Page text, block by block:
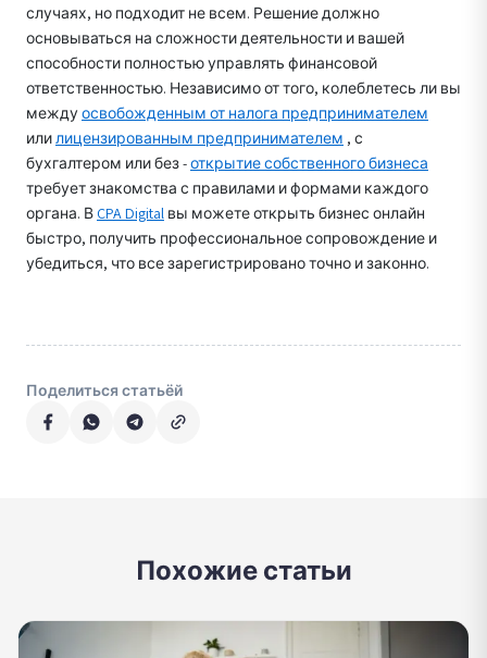
случаях, но подходит не всем. Решение должно
основываться на сложности деятельности и вашей
способности полностью управлять финансовой
ответственностью. Независимо от того, колеблетесь ли вы
междуосвобожденным от налога предпринимателем
илилицензированным предпринимателем , с
бухгалтером или без -открытие собственного бизнеса
требует знакомства с правилами и формами каждого
органа. В CPA Digital вы можете открыть бизнес онлайн
быстро, получить профессиональное сопровождение и
убедиться, что все зарегистрировано точно и законно.
Поделиться статьёй
Похожие статьи